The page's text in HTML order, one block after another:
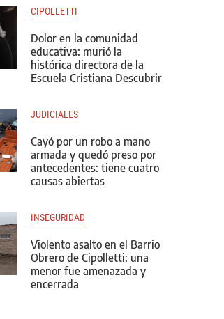
CIPOLLETTI
Dolor en la comunidad
educativa: murió la
histórica directora de la
Escuela Cristiana Descubrir
JUDICIALES
Cayó por un robo a mano
armada y quedó preso por
antecedentes: tiene cuatro
causas abiertas
INSEGURIDAD
Violento asalto en el Barrio
Obrero de Cipolletti: una
menor fue amenazada y
encerrada